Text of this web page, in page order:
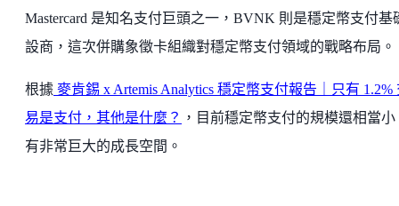
Mastercard 是知名支付巨頭之一，BVNK 則是穩定幣支付基
設商，這次併購象徵卡組織對穩定幣支付領域的戰略布局。
根據 麥肯錫 x Artemis Analytics 穩定幣支付報告｜只有 1.2%
易是支付，其他是什麼？ ，目前穩定幣支付的規模還相當小
有非常巨大的成長空間。